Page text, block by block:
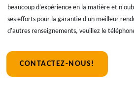
beaucoup d'expérience en la matière et
ses efforts pour la garantie d'un meilleur
d'autres renseignements, veuillez le
CONTACTEZ-NOUS!